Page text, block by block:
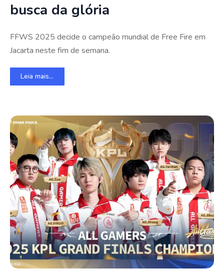
busca da glória
FFWS 2025 decide o campeão mundial de Free Fire em
Jacarta neste fim de semana.
Leia mais...